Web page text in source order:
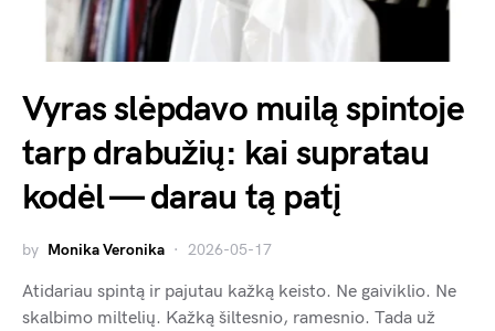
Vyras slėpdavo muilą spintoje
tarp drabužių: kai supratau
kodėl — darau tą patį
by Monika Veronika 2026-05-17
Atidariau spintą ir pajutau kažką keisto. Ne gaiviklio. Ne
skalbimo miltelių. Kažką šiltesnio, ramesnio. Tada už